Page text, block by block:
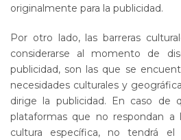
originalmente para la publicidad.
Por otro lado, las barreras
considerarse al momento de
publicidad, son las que se
necesidades culturales y
dirige la publicidad. En caso de
plataformas que no respondan a
cultura específica, no tendrá